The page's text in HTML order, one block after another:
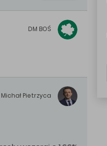
DM BOŚ
Michał Pietrzyca